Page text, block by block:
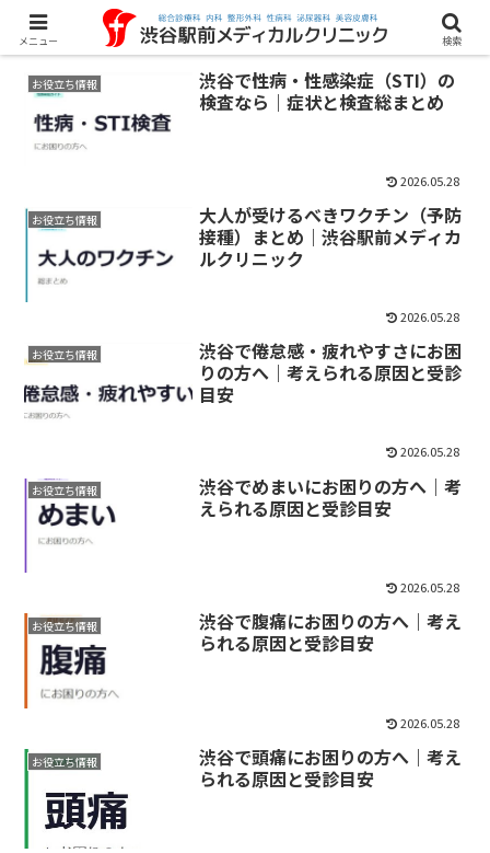
お役立ち情報
渋谷で性病・性感染症（STI）の
検査なら｜症状と検査総まとめ
2026.05.28
お役立ち情報
大人が受けるべきワクチン（予防
接種）まとめ｜渋谷駅前メディカ
ルクリニック
2026.05.28
お役立ち情報
渋谷で倦怠感・疲れやすさにお困
りの方へ｜考えられる原因と受診
目安
2026.05.28
お役立ち情報
渋谷でめまいにお困りの方へ｜考
えられる原因と受診目安
2026.05.28
お役立ち情報
渋谷で腹痛にお困りの方へ｜考え
られる原因と受診目安
2026.05.28
お役立ち情報
渋谷で頭痛にお困りの方へ｜考え
られる原因と受診目安
メニュー 検索